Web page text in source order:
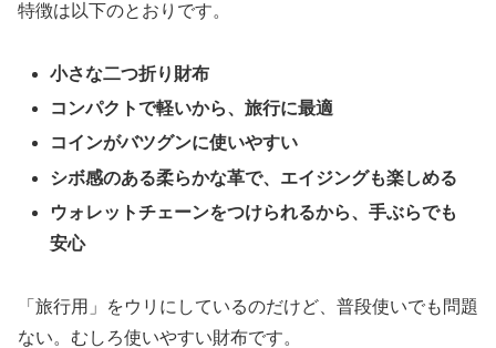
特徴は以下のとおりです。
小さな二つ折り財布
コンパクトで軽いから、旅行に最適
コインがバツグンに使いやすい
シボ感のある柔らかな革で、エイジングも楽しめる
ウォレットチェーンをつけられるから、手ぶらでも
安心
「旅行用」をウリにしているのだけど、普段使いでも問題
ない。むしろ使いやすい財布です。